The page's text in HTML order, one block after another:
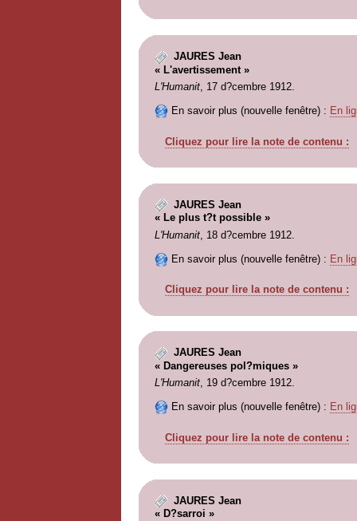
JAURES Jean
« L'avertissement »
L'Humanit, 17 d?cembre 1912.
En savoir plus (nouvelle fenêtre) : En
Cliquez pour lire la note de contenu :
JAURES Jean
« Le plus t?t possible »
L'Humanit, 18 d?cembre 1912.
En savoir plus (nouvelle fenêtre) : En
Cliquez pour lire la note de contenu :
JAURES Jean
« Dangereuses pol?miques »
L'Humanit, 19 d?cembre 1912.
En savoir plus (nouvelle fenêtre) : En
Cliquez pour lire la note de contenu :
JAURES Jean
« D?sarroi »